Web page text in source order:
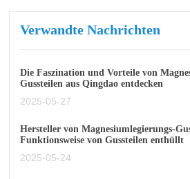
Verwandte Nachrichten
Die Faszination und Vorteile von
Gussteilen aus Qingdao entdecken
2025-05-27
Hersteller von Magnesiumlegierungs-
Funktionsweise von Gussteilen enthüllt
2025-05-24